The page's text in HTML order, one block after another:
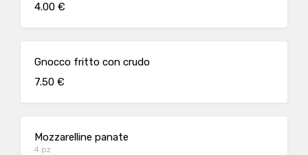
4.00 €
Gnocco fritto con crudo
7.50 €
Mozzarelline panate
4 pz